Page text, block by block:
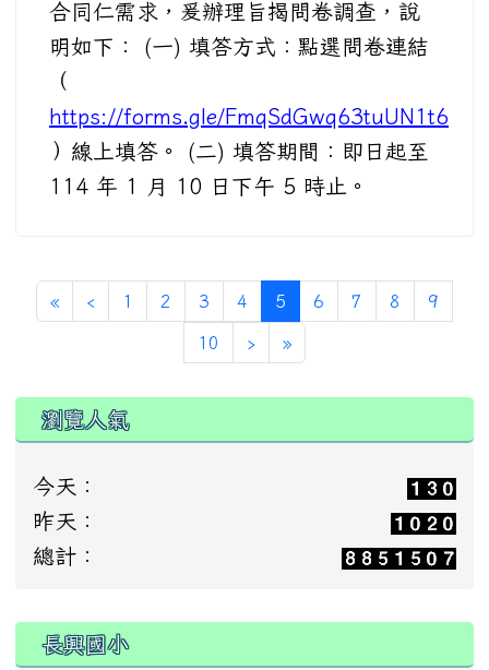
合同仁需求，爰辦理旨揭問卷調查，說
明如下： (一) 填答方式：點選問卷連結
（
https://forms.gle/FmqSdGwq63tuUN1t6
）線上填答。 (二) 填答期間：即日起至
114 年 1 月 10 日下午 5 時止。
« ‹ 1 2 3 4 5 (current)
6 7 8 9
10 › »
瀏覽人氣
今天：
昨天：
總計：
:::
長興國小